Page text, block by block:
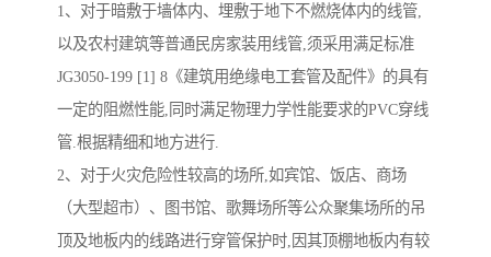
1、对于暗敷于墙体内、埋敷于地下不燃烧体内的线管,
以及农村建筑等普通民房家装用线管,须采用满足标准
JG3050-199 [1] 8《建筑用绝缘电工套管及配件》的具有
一定的阻燃性能,同时满足物理力学性能要求的PVC穿线
管.根据精细和地方进行.
2、对于火灾危险性较高的场所,如宾馆、饭店、商场
（大型超市）、图书馆、歌舞场所等公众聚集场所的吊
顶及地板内的线路进行穿管保护时,因其顶棚地板内有较